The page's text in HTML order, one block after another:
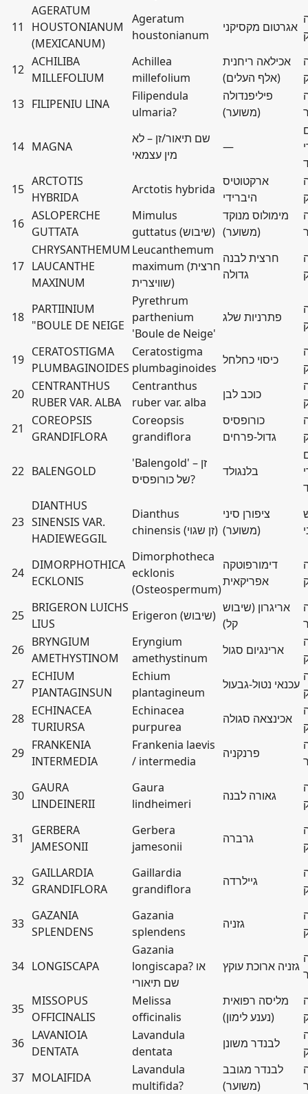
11
AGERATUM
HOUSTONIANUM
(MEXICANUM)
Ageratum
houstonianum
אגרטום מקסיקני
12
ACHILIBA
MILLEFOLIUM
Achillea
millefolium
אכילאה ריחנית
(אלף העלים)
13 FILIPENIU LINA
Filipendula
ulmaria?
פיליפנדולה
(משוער)
14 MAGNA
שם תיאור/זן – לא
מין עצמאי
—
15
ARCTOTIS
HYBRIDA
Arctotis hybrida
ארקטוטיס
היברידי
16
ASLOPERCHE
GUTTATA
Mimulus
guttatus (שיבוש)
מימולוס מנוקד
(משוער)
17
CHRYSANTHEMUM
LAUCANTHE
MAXINUM
Leucanthemum
maximum (חרצית
שוויצרית)
חרצית לבנה
גדולה
18
PARTIINIUM
"BOULE DE NEIGE
Pyrethrum
parthenium
'Boule de Neige'
פתרניות שלג
19
CERATOSTIGMA
PLUMBAGINOIDES
Ceratostigma
plumbaginoides
כיסוי כחלחל
20
CENTRANTHUS
RUBER VAR. ALBA
Centranthus
ruber var. alba
כוכב לבן
21
COREOPSIS
GRANDIFLORA
Coreopsis
grandiflora
כורופסיס
גדול-פרחים
22 BALENGOLD
'Balengold' – זן
של כורופסיס?
בלנגולד
23
DIANTHUS
SINENSIS VAR.
HADIEWEGGIL
Dianthus
chinensis (זן שגוי)
ציפורן סיני
(משוער)
24
DIMORPHOTHICA
ECKLONIS
Dimorphotheca
ecklonis
(Osteospermum)
דימורפוטקה
אפריקאית
25
BRIGERON LUICHS
LIUS
Erigeron (שיבוש)
אריגרון (שיבוש
קל)
26
BRYNGIUM
AMETHYSTINOM
Eryngium
amethystinum
ארינגיום סגול
27
ECHIUM
PIANTAGINSUN
Echium
plantagineum
עכנאי נטול-גבעול
28
ECHINACEA
TURIURSA
Echinacea
purpurea
אכינצאה סגולה
29
FRANKENIA
INTERMEDIA
Frankenia laevis
/ intermedia
פרנקניה
30
GAURA
LINDEINERII
Gaura
lindheimeri
גאורה לבנה
31
GERBERA
JAMESONII
Gerbera
jamesonii
גרברה
32
GAILLARDIA
GRANDIFLORA
Gaillardia
grandiflora
גיילרדה
33
GAZANIA
SPLENDENS
Gazania
splendens
גזניה
34 LONGISCAPA
Gazania
longiscapa? או
שם תיאורי
גזניה ארוכת עוקץ
35
MISSOPUS
OFFICINALIS
Melissa
officinalis
מליסה רפואית
(נענע לימון)
36
LAVANIOIA
DENTATA
Lavandula
dentata
לבנדר משונן
37 MOLAIFIDA
Lavandula
multifida?
לבנדר מגובב
(משוער)